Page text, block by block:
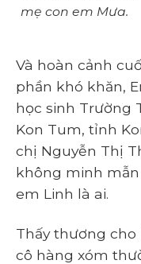
mẹ con em Mưa.
Và hoàn cảnh
phần khó khăn,
học sinh Trường
Kon Tum, tỉnh
chị Nguyễn Thị
không minh
em Linh là ai.
Thấy thương
cô hàng xóm